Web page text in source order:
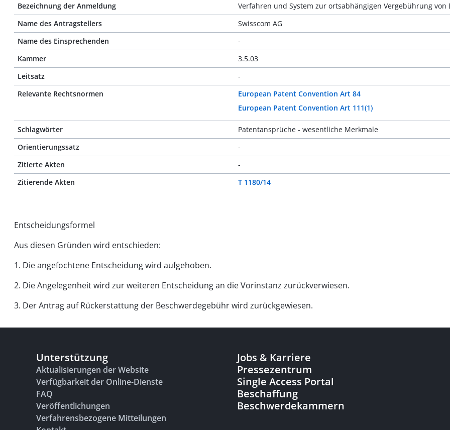
Bezeichnung der Anmeldung
Verfahren und System zur ortsabhängigen Vergebührung von
Name des Antragstellers
Swisscom AG
Name des Einsprechenden
-
Kammer
3.5.03
Leitsatz
-
Relevante Rechtsnormen
European Patent Convention Art 84
European Patent Convention Art 111(1)
Schlagwörter
Patentansprüche - wesentliche Merkmale
Orientierungssatz
-
Zitierte Akten
-
Zitierende Akten
T 1180/14
Entscheidungsformel
Aus diesen Gründen wird entschieden:
1. Die angefochtene Entscheidung wird aufgehoben.
2. Die Angelegenheit wird zur weiteren Entscheidung an die Vorinstanz zurückverwiesen.
3. Der Antrag auf Rückerstattung der Beschwerdegebühr wird zurückgewiesen.
Unterstützung
Aktualisierungen der Website
Verfügbarkeit der Online-Dienste
FAQ
Veröffentlichungen
Verfahrensbezogene Mitteilungen
Jobs & Karriere
Pressezentrum
Single Access Portal
Beschaffung
Beschwerdekammern